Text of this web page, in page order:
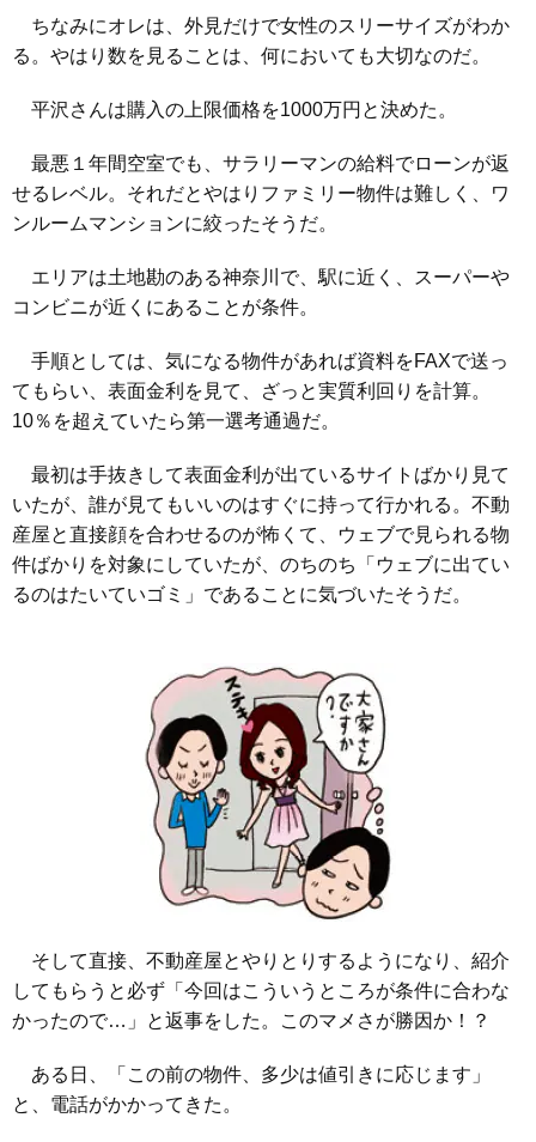
ちなみにオレは、外見だけで女性のスリーサイズがわか
る。やはり数を見ることは、何においても大切なのだ。
平沢さんは購入の上限価格を1000万円と決めた。
最悪１年間空室でも、サラリーマンの給料でローンが返
せるレベル。それだとやはりファミリー物件は難しく、ワ
ンルームマンションに絞ったそうだ。
エリアは土地勘のある神奈川で、駅に近く、スーパーや
コンビニが近くにあることが条件。
手順としては、気になる物件があれば資料をFAXで送っ
てもらい、表面金利を見て、ざっと実質利回りを計算。
10％を超えていたら第一選考通過だ。
最初は手抜きして表面金利が出ているサイトばかり見て
いたが、誰が見てもいいのはすぐに持って行かれる。不動
産屋と直接顔を合わせるのが怖くて、ウェブで見られる物
件ばかりを対象にしていたが、のちのち「ウェブに出てい
るのはたいていゴミ」であることに気づいたそうだ。
そして直接、不動産屋とやりとりするようになり、紹介
してもらうと必ず「今回はこういうところが条件に合わな
かったので…」と返事をした。このマメさが勝因か！？
ある日、「この前の物件、多少は値引きに応じます」
と、電話がかかってきた。